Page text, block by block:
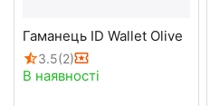
Гаманець ID Wallet Olive
3.5(2)
В наявності